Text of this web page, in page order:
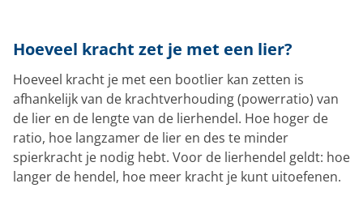
Hoeveel kracht zet je met een lier?
Hoeveel kracht je met een bootlier kan zetten is
afhankelijk van de krachtverhouding (powerratio) van
de lier en de lengte van de lierhendel. Hoe hoger de
ratio, hoe langzamer de lier en des te minder
spierkracht je nodig hebt. Voor de lierhendel geldt: hoe
langer de hendel, hoe meer kracht je kunt uitoefenen.